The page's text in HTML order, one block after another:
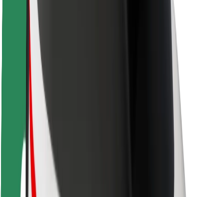
Ciudades
Dónde estamos
Soluciones para las ciudades
Aeropuertos
Estaciones de carga de Bolt
Soporte
Para usuarios
Para conductores